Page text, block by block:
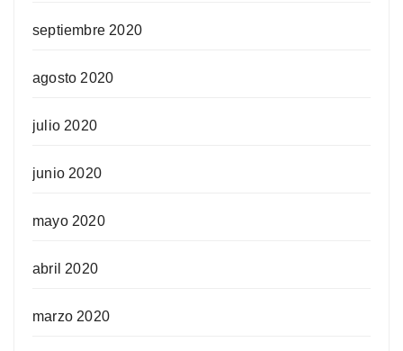
septiembre 2020
agosto 2020
julio 2020
junio 2020
mayo 2020
abril 2020
marzo 2020